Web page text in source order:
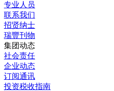
专业人员
联系我们
招贤纳士
瑞豐刊物
集团动态
社会责任
企业动态
订阅通讯
投资税收指南